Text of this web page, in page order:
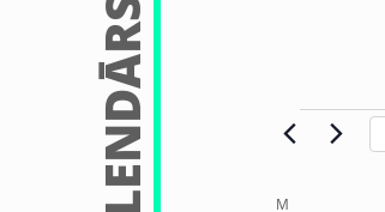
KALENDĀRS M